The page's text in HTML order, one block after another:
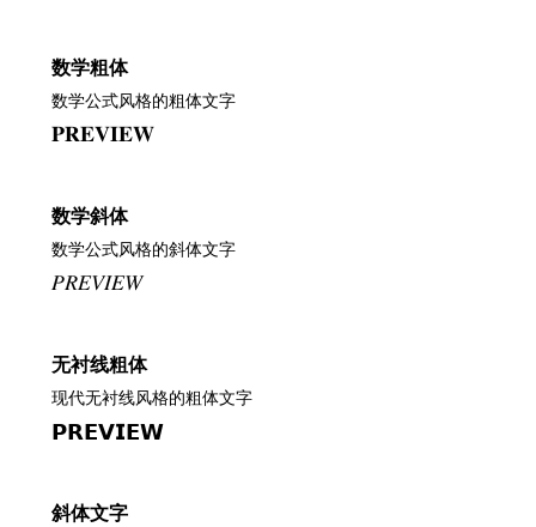
数学粗体
数学公式风格的粗体文字
𝐏𝐑𝐄𝐕𝐈𝐄𝐖
数学斜体
数学公式风格的斜体文字
𝑃𝑅𝐸𝑉𝐼𝐸𝑊
无衬线粗体
现代无衬线风格的粗体文字
𝗣𝗥𝗘𝗩𝗜𝗘𝗪
斜体文字